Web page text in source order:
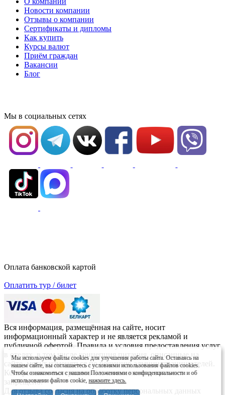
Мы используем файлы cookies для улучшения работы сайта. Оставаясь на
нашем сайте, вы соглашаетесь с условиями использования файлов cookies.
Чтобы ознакомиться с нашими Положениями о конфиденциальности и об
использовании файлов cookie,нажмите здесь.
Новости компании
Отзывы о компании
Сертификаты и дипломы
Как купить
Курсы валют
Приём граждан
Вакансии
Блог
Мы в социальных сетях
Оплата банковской картой
Оплатить тур / билет
Вся информация, размещённая на сайте, носит
информационный характер и не является рекламой и
публичной офертой. Правила и условия предоставления услуг
в отелях, в том числе концепция питания, описанные на
сайте, могут изменяться по решению администрации отелей.
Копирование материалов без письменного согласия
запрещено.
Для отзыва согласия на обработку персональных данных